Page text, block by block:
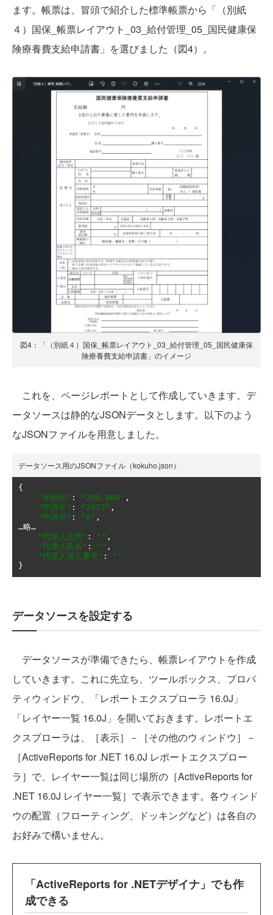
ます。帳票は、冒頭で紹介した標準帳票から「（別紙
４）国保_帳票レイアウト_03_給付管理_05_国民健康保
険療養費支給申請書」を選びました（図4）。
図4：「（別紙４）国保_帳票レイアウト_03_給付管理_05_国民健康保
険療養費支給申請書」のイメージ
これを、ページレポートとして作成していきます。デ
ータソースは静的なJSONデータとします。以下のよう
なJSONファイルを用意しました。
データソース用のJSONファイル（kokuho.json）
{
"支給額" : "200,000" ,
"申請年" : "2023" ,
"申請月" : "8" ,
…略…
"代理人住所" : "" ,
"代理人氏名" : "" ,
"代理人個人番号" :
""
}
データソースを設定する
データソースが準備できたら、帳票レイアウトを作成
していきます。これに先立ち、ツールボックス、プロパ
ティウィンドウ、「レポートエクスプローラ 16.0J」
「レイヤー一覧 16.0J」を開いておきます。レポートエ
クスプローラは、［表示］－［その他のウィンドウ］－
［ActiveReports for .NET 16.0J レポートエクスプロー
ラ］で、レイヤー一覧は同じ場所の［ActiveReports for
.NET 16.0J レイヤー一覧］で表示できます。各ウィンド
ウの配置（フローティング、ドッキングなど）は各自の
お好みで構いません。
「ActiveReports for .NETデザイナ」でも作
成できる